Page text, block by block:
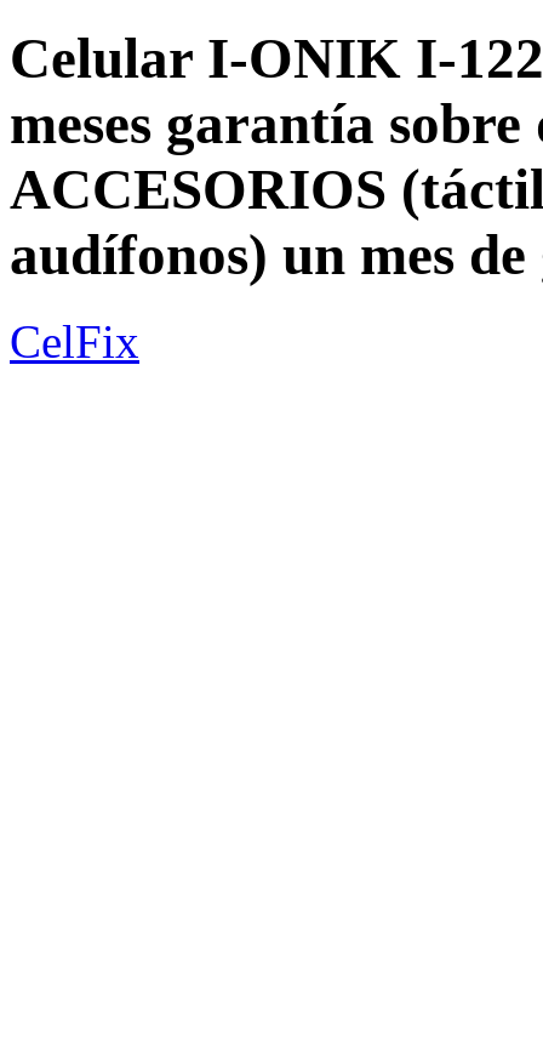
Celular I-ONIK I-122
meses garantía
ACCESORIOS
audífonos) un mes
CelFix